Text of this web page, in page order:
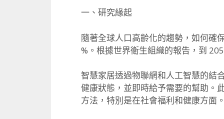
一、研究緣起
隨著全球人口高齡化的趨勢， 如何確
%。根據世界衛生組織的報告，到
智慧家居透過物聯網和人工智慧的結
健康狀態，並即時給予需要的幫助。
方法， 特別是在社會福利和健康方面